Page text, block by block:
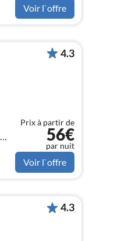
Voir l`offre
4.3
Prix à partir de
56€
par nuit
Voir l`offre
4.3